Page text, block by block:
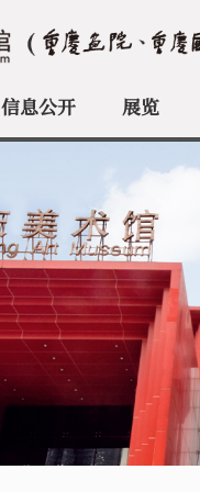
信息公开 展览